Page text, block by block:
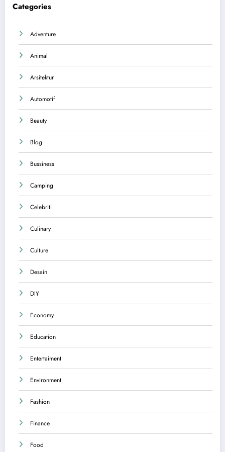
Categories
Adventure
Animal
Arsitektur
Automotif
Beauty
Blog
Bussiness
Camping
Celebriti
Culinary
Culture
Desain
DIY
Economy
Education
Entertaiment
Environment
Fashion
Finance
Food